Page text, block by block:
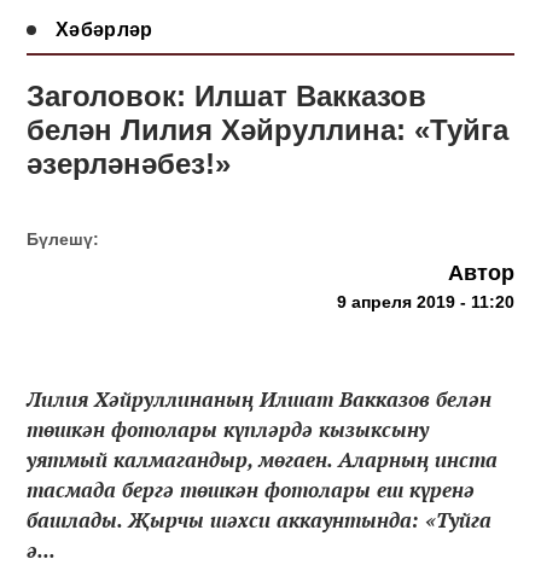
Хәбәрләр
Заголовок: Илшат Вакказов
белән Лилия Хәйруллина: «Туйга
әзерләнәбез!»
Бүлешү:
Автор
9 апреля 2019 - 11:20
Лилия Хәйруллинаның Илшат Вакказов белән
төшкән фотолары күпләрдә кызыксыну
уятмый калмагандыр, мөгаен. Аларның инста
тасмада бергә төшкән фотолары еш күренә
башлады. Җырчы шәхси аккаунтында: «Туйга
ә...